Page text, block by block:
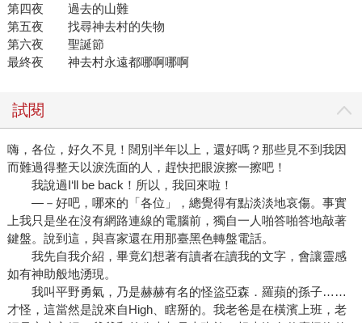
第四夜 過去的山難
第五夜 找尋神去村的失物
第六夜 聖誕節
最終夜 神去村永遠都哪啊哪啊
試閱
嗨，各位，好久不見！闊別半年以上，還好嗎？那些見不到我因
而難過得整天以淚洗面的人，趕快把眼淚擦一擦吧！
我說過I‘ll be back！所以，我回來啦！
—－好吧，哪來的「各位」，總覺得有點淡淡地哀傷。事實
上我只是坐在沒有網路連線的電腦前，獨自一人啪答啪答地敲著
鍵盤。說到這，與喜家還在用那臺黑色轉盤電話。
我先自我介紹，畢竟幻想著有讀者在讀我的文字，會讓靈感
如有神助般地湧現。
我叫平野勇氣，乃是赫赫有名的怪盜亞森．羅蘋的孫子……
才怪，這當然是說來自High、瞎掰的。我老爸是在橫濱上班，老